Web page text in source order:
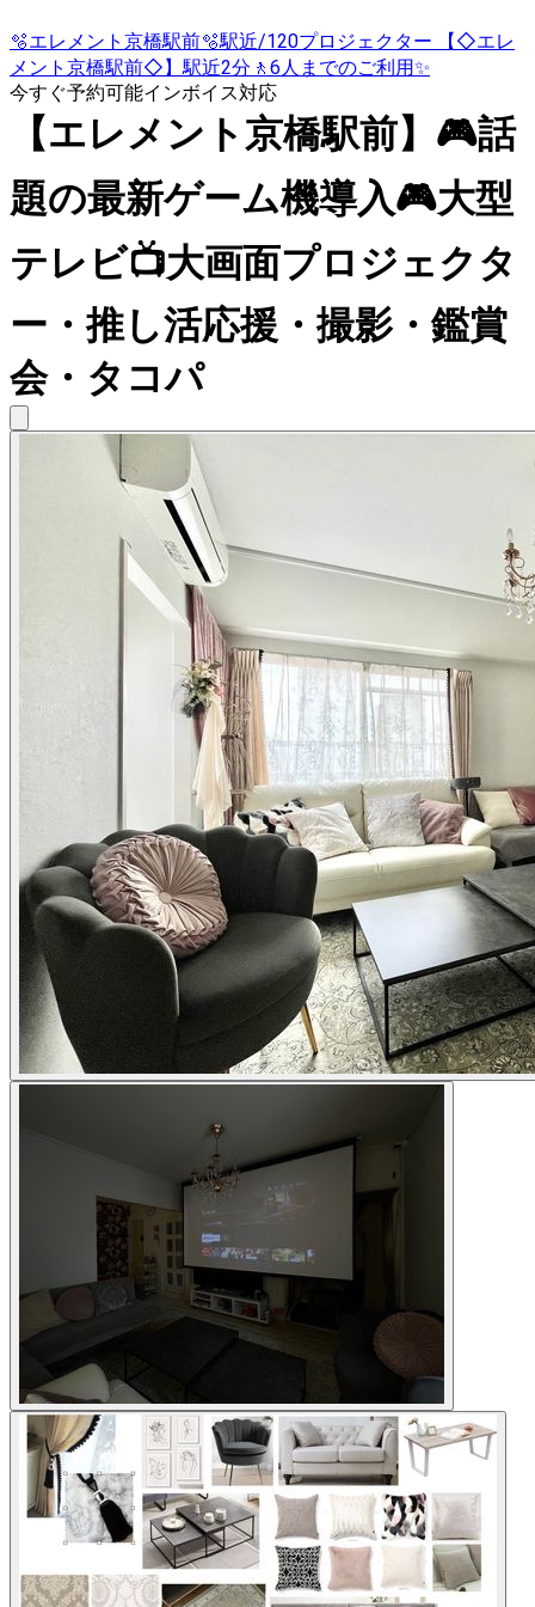
🫧エレメント京橋駅前🫧駅近/120プロジェクター 【◇エレ
メント京橋駅前◇】駅近2分🚶6人までのご利用✨
今すぐ予約可能インボイス対応
【エレメント京橋駅前】🎮話
題の最新ゲーム機導入🎮大型
テレビ📺大画面プロジェクタ
ー・推し活応援・撮影・鑑賞
会・タコパ